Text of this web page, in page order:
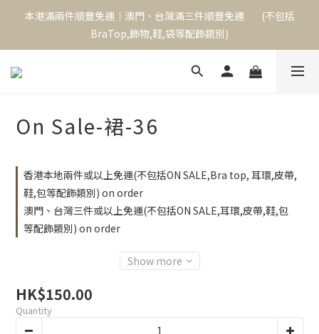
本港滿兩件順豐免運｜澳門、台灣滿三件順豐免運        (不包括
BraTop,飾物,鞋,袋等配飾類別)
本港滿兩件順豐免運｜澳門、台灣滿三件順豐免運        (不包括
BraTop,飾物,鞋,袋等配飾類別)
單次消費滿$1000,可成為永久VIP,下次購物起享9折優惠
本港滿兩件順豐免運｜澳門、台灣滿三件順豐免運        (不包括
BraTop,飾物,鞋,袋等配飾類別)
On Sale-裙-36
香港本地兩件或以上免運(不包括ON SALE,Bra top, 耳環,皮帶,
鞋,包等配飾類別) on order
澳門、台灣三件或以上免運(不包括ON SALE,耳環,皮帶,鞋,包
等配飾類別) on order
Show more
HK$150.00
Quantity